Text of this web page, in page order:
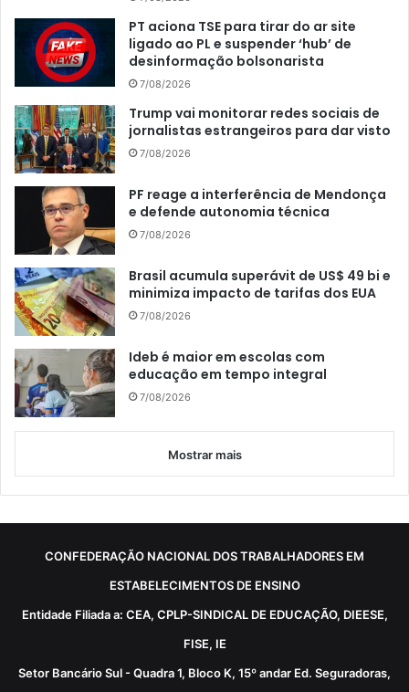
PT aciona TSE para tirar do ar site
ligado ao PL e suspender ‘hub’ de
desinformação bolsonarista
7/08/2026
Trump vai monitorar redes sociais de
jornalistas estrangeiros para dar visto
7/08/2026
PF reage a interferência de Mendonça
e defende autonomia técnica
7/08/2026
Brasil acumula superávit de US$ 49 bi e
minimiza impacto de tarifas dos EUA
7/08/2026
Ideb é maior em escolas com
educação em tempo integral
7/08/2026
Mostrar mais
CONFEDERAÇÃO NACIONAL DOS TRABALHADORES EM
ESTABELECIMENTOS DE ENSINO
Entidade Filiada a: CEA, CPLP-SINDICAL DE EDUCAÇÃO, DIEESE,
FISE, IE
Setor Bancário Sul - Quadra 1, Bloco K, 15º andar Ed. Seguradoras,